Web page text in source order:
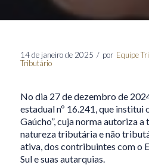
14 de janeiro de 2025 / por Equipe
Tributário
No dia 27 de dezembro de
estadual nº 16.241, que institui
Gaúcho”, cuja norma autoriza
natureza tributária e não
ativa, dos contribuintes com o
Sul e suas autarquias.